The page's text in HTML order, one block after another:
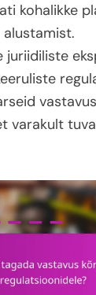
kohalikke
juriidiliste
varakult